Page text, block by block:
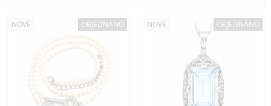
NOVÉ OBJEDNÁNO NOVÉ OBJEDNÁNO